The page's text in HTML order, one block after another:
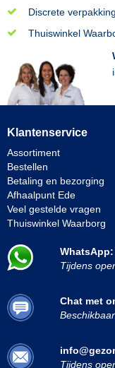
Discrete verpakking
Thuiswinkel
Klantenservice
Assortiment
Bestellen
Betaling en bezorging
Afhaalpunt Ede
Veel gestelde vragen
Thuiswinkel Waarborg
WhatsApp:
Tijdens
Chat met
Tijdens